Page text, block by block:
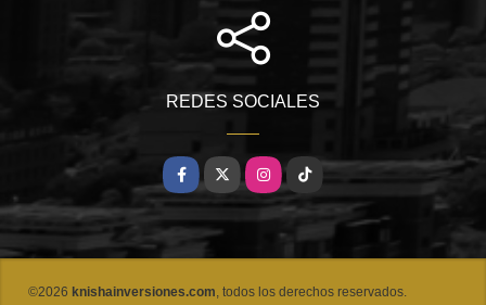
REDES SOCIALES
Facebook
X InstagramTikTok
©2026 knishainversiones.com, todos los derechos reservados.